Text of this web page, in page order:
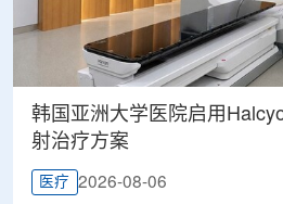
韩国亚洲大学医院启用
射治疗方案
医疗 2026-08-06